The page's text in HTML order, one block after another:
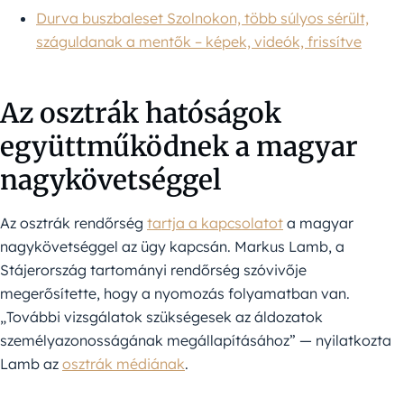
Durva buszbaleset Szolnokon, több súlyos sérült,
száguldanak a mentők – képek, videók, frissítve
Az osztrák hatóságok
együttműködnek a magyar
nagykövetséggel
Az osztrák rendőrség tartja a kapcsolatot a magyar
nagykövetséggel az ügy kapcsán. Markus Lamb, a
Stájerország tartományi rendőrség szóvivője
megerősítette, hogy a nyomozás folyamatban van.
„További vizsgálatok szükségesek az áldozatok
személyazonosságának megállapításához” — nyilatkozta
Lamb az osztrák médiának.